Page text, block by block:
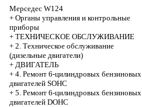
Мерседес W124
+ Органы управления и контрольные
приборы
+ ТЕХНИЧЕСКОЕ ОБСЛУЖИВАНИЕ
+ 2. Техническое обслуживание
(дизельные двигатели)
+ ДВИГАТЕЛЬ
+ 4. Ремонт 6-цилиндровых бензиновых
двигателей SOHC
+ 5. Ремонт 6-цилиндровых бензиновых
двигателей DOHC